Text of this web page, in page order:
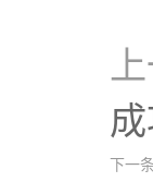
下一条